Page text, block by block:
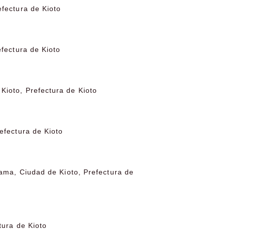
de Kioto
de Kioto
Prefectura de Kioto
de Kioto
Ciudad de Kioto, Prefectura de
de Kioto